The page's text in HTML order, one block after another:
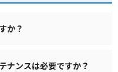
か？
ナンスは必要ですか？